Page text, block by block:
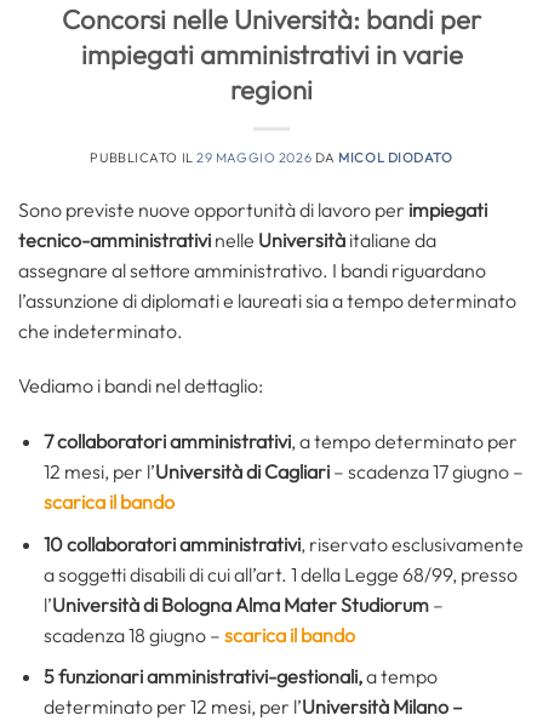
Concorsi nelle Università: bandi per
impiegati amministrativi in varie
regioni
PUBBLICATO IL29 MAGGIO 2026 DA MICOL DIODATO
Sono previste nuove opportunità di lavoro per impiegati
tecnico-amministrativi nelle Università italiane da
assegnare al settore amministrativo. I bandi riguardano
l’assunzione di diplomati e laureati sia a tempo determinato
che indeterminato.
Vediamo i bandi nel dettaglio:
7 collaboratori amministrativi, a tempo determinato per
12 mesi, per l’Università di Cagliari– scadenza 17 giugno –
scarica il bando
10 collaboratori amministrativi, riservato esclusivamente
a soggetti disabili di cui all’art. 1 della Legge 68/99, presso
l’Università di Bologna Alma Mater Studiorum–
scadenza 18 giugno – scarica il bando
5funzionari amministrativi-gestionali,a tempo
determinato per 12 mesi, per l’Università Milano –